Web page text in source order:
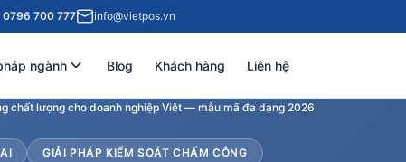
0796 700 777 info@vietpos.vn
ngành Blog Khách hàng Liên hệ
chất lượng cho doanh nghiệp Việt — mẫu mã đa dạng 2026
GIẢI PHÁP KIỂM SOÁT CHẤM CÔNG